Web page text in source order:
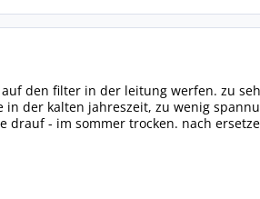
den filter in der leitung werfen. zu
der kalten jahreszeit, zu wenig
- im sommer trocken. nach